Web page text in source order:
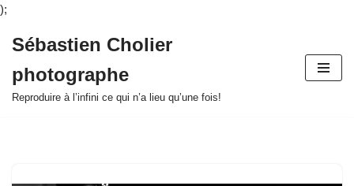
);
au
contenu
Sébastien Cholier
photographe
Reproduire à l’infini ce qui n’a lieu qu’une fois!